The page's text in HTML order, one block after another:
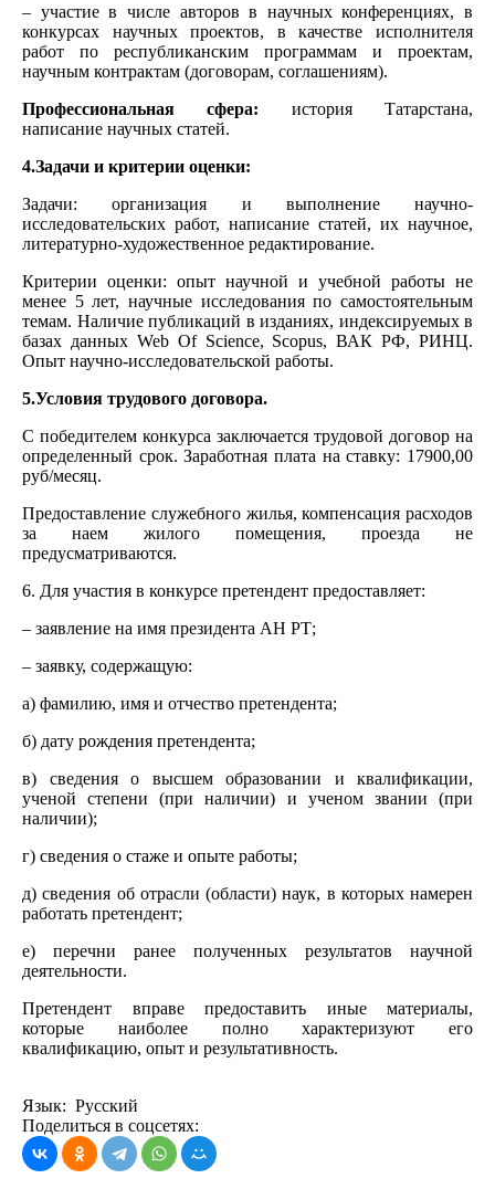
– участие в числе авторов в научных конференциях, в
конкурсах научных проектов, в качестве исполнителя
работ по республиканским программам и проектам,
научным контрактам (договорам, соглашениям).
Профессиональная сфера: история Татарстана,
написание научных статей.
4.Задачи и критерии оценки:
Задачи: организация и выполнение научно-
исследовательских работ, написание статей, их научное,
литературно-художественное редактирование.
Критерии оценки: опыт научной и учебной работы не
менее 5 лет, научные исследования по самостоятельным
темам. Наличие публикаций в изданиях, индексируемых в
базах данных Web Of Science, Scopus, ВАК РФ, РИНЦ.
Опыт научно-исследовательской работы.
5.Условия трудового договора.
С победителем конкурса заключается трудовой договор на
определенный срок. Заработная плата на ставку: 17900,00
руб/месяц.
Предоставление служебного жилья, компенсация расходов
за наем жилого помещения, проезда не
предусматриваются.
6. Для участия в конкурсе претендент предоставляет:
– заявление на имя президента АН РТ;
– заявку, содержащую:
а) фамилию, имя и отчество претендента;
б) дату рождения претендента;
в) сведения о высшем образовании и квалификации,
ученой степени (при наличии) и ученом звании (при
наличии);
г) сведения о стаже и опыте работы;
д) сведения об отрасли (области) наук, в которых намерен
работать претендент;
е) перечни ранее полученных результатов научной
деятельности.
Претендент вправе предоставить иные материалы,
которые наиболее полно характеризуют его
квалификацию, опыт и результативность.
Язык: Русский
Поделиться в соцсетях: